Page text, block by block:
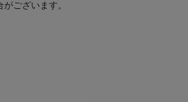
ございます。